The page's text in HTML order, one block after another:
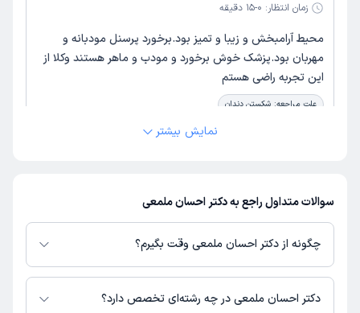
زمان انتظار: 0-15 دقیقه
محیط آرامبخش و زیبا و تمیز بود.برخورد پرسنل مودبانه و
مهربان بود.پزشک خوش برخورد و مودب و ماهر هستند وکلا از
این تجربه راضی هستم
علت مراجعه: شکستن دندان
این پزشک را پیشنهاد میکنم
زمان انتظار:0-15 دقیقه
دکتر بسیار با تجربه و با حوصله کامل توضیحات گفتن و عصب
کشی واسم انجام دادن و من بعد از درمان اصلا درد نداشتم
مهمتر از همچی اخلاق خوبشون بود ک باعث شد کاملا ترسم
نسبت به دندانپزشکی برطرف بشه
نمایش بیشتر
سوالات متداول راجع به دکتر احسان ملمعی
چگونه از دکتر احسان ملمعی وقت بگیرم؟
در صورتی کهدکتر احسان ملمعیدارای پروفایل فعال و نوبت‌دهی باز در پلتفرم
دکترتو باشند، می‌توانید از طریق این پلتفرم برای دریافت نوبت اقدام کنید. در
دکتر احسان ملمعی در چه رشته‌ای تخصص دارد؟